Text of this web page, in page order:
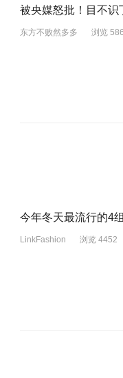
被央媒怒批！目不识
东方不败然多多 浏览
今年冬天最流行的4
LinkFashion 浏览 4452